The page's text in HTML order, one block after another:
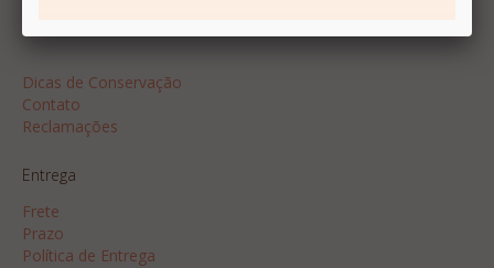
Dicas de Conservação
Contato
Reclamações
Entrega
Frete
Prazo
Política de Entrega